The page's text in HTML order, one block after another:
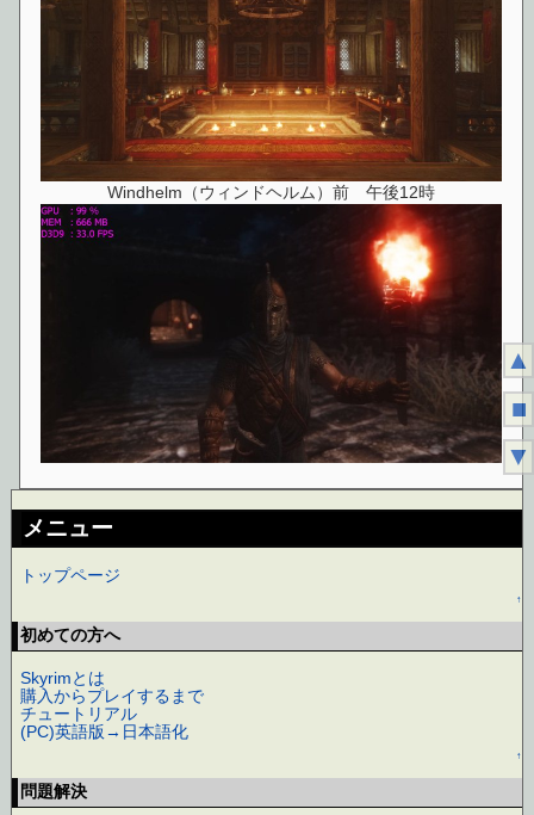
Windhelm（ウィンドヘルム）前 午後12時
メニュー
トップページ
↑
初めての方へ
Skyrimとは
購入からプレイするまで
チュートリアル
(PC)英語版→日本語化
↑
問題解決
▲
■
▼